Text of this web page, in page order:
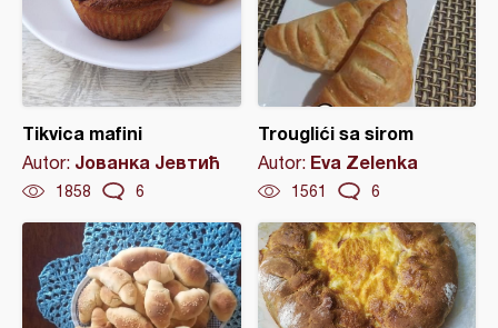
Tikvica mafini
Autor: Јованка Јевтић
1858 6
Trouglići sa sirom
Autor: Eva Zelenka
1561 6